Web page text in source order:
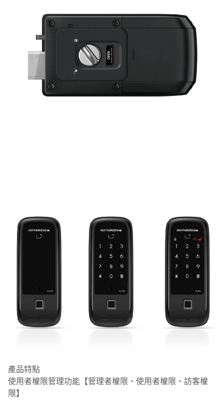
產品特點
使用者權限管理功能【管理者權限、使用者權限、訪客權
限】